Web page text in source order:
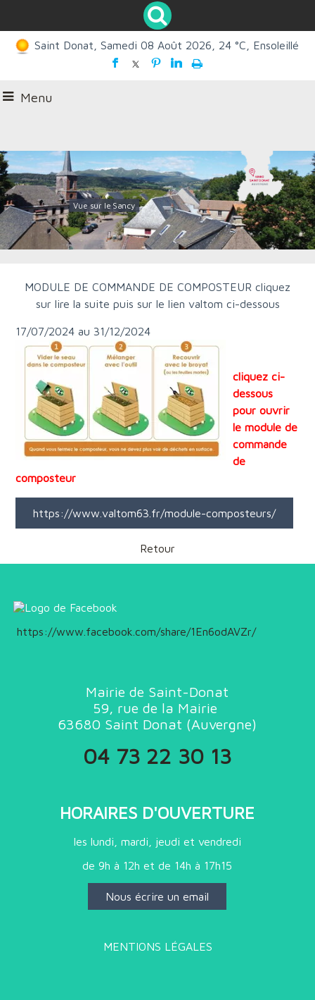
Saint Donat, Samedi 08 Août 2026, 24 °C, Ensoleillé
Menu
Vue sur le Sancy
MODULE DE COMMANDE DE COMPOSTEUR cliquez
sur lire la suite puis sur le lien valtom ci-dessous
17/07/2024 au 31/12/2024
cliquez ci-
dessous
pour ouvrir
le module de
commande
de
composteur
https://www.valtom63.fr/module-composteurs/
Retour
https://www.facebook.com/share/1En6odAVZr/
Mairie de Saint-Donat
59, rue de la Mairie
63680 Saint Donat (Auvergne)
04 73 22 30 13
HORAIRES D'OUVERTURE
les lundi, mardi, jeudi et vendredi
de 9h à 12h et de 14h à 17h15
Nous écrire un email
MENTIONS LÉGALES